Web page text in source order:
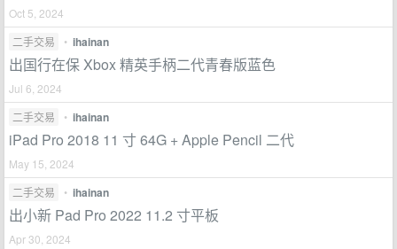
Oct 5, 2024
二手交易
• ihainan
出国行在保 Xbox 精英手柄二代青春版蓝色
Jul 6, 2024
二手交易
• ihainan
iPad Pro 2018 11 寸 64G + Apple Pencil 二代
May 15, 2024
二手交易
• ihainan
出小新 Pad Pro 2022 11.2 寸平板
Apr 30, 2024